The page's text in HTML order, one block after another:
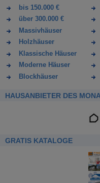
bis 150.000 €
über 300.000 €
Massivhäuser
Holzhäuser
Klassische Häuser
Moderne Häuser
Blockhäuser
HAUSANBIETER DES
GRATIS KATALOGE